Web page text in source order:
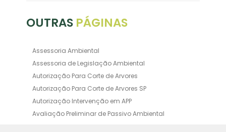
OUTRAS PÁGINAS
Assessoria Ambiental
Assessoria de Legislação Ambiental
Autorização Para Corte de Arvores
Autorização Para Corte de Arvores SP
Autorização Intervenção em APP
Avaliação Preliminar de Passivo Ambiental